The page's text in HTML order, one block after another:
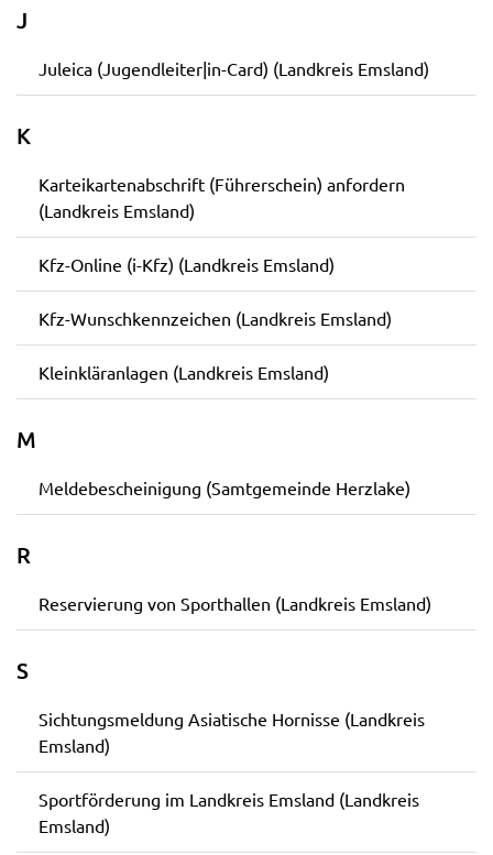
J
Juleica (Jugendleiter|in-Card) (Landkreis Emsland)
K
Karteikartenabschrift (Führerschein) anfordern
(Landkreis Emsland)
Kfz-Online (i-Kfz) (Landkreis Emsland)
Kfz-Wunschkennzeichen (Landkreis Emsland)
Kleinkläranlagen (Landkreis Emsland)
M
Meldebescheinigung (Samtgemeinde Herzlake)
R
Reservierung von Sporthallen (Landkreis Emsland)
S
Sichtungsmeldung Asiatische Hornisse (Landkreis
Emsland)
Sportförderung im Landkreis Emsland (Landkreis
Emsland)